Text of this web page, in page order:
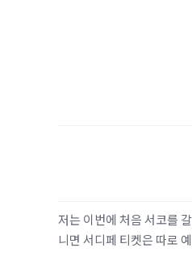
저는 이번에 처음 서코를
니면 서디페 티켓은 따로